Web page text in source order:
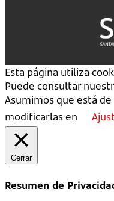
Esta página utiliza
Puede consultar
Asumimos que está
modificarlas en
Cerrar
Resumen de